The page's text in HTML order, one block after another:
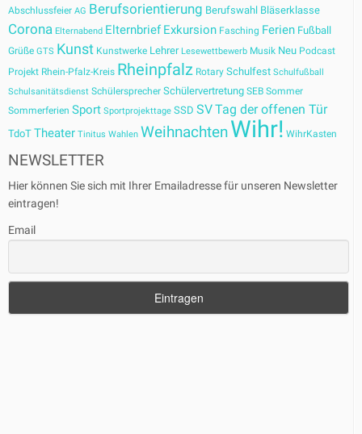
Abschlussfeier AG Berufsorientierung Berufswahl Bläserklasse
Corona Elternabend Elternbrief Exkursion Fasching Ferien Fußball
Grüße GTS Kunst Kunstwerke Lehrer Lesewettbewerb Musik Neu Podcast
Projekt Rhein-Pfalz-Kreis Rheinpfalz Rotary Schulfest Schulfußball
Schulsanitätsdienst Schülersprecher Schülervertretung SEB Sommer
Sommerferien Sport Sportprojekttage SSD SVTag der offenen Tür
TdoT Theater Tinitus Wahlen WeihnachtenWihr! WihrKasten
NEWSLETTER
Hier können Sie sich mit Ihrer Emailadresse für unseren Newsletter
eintragen!
Email